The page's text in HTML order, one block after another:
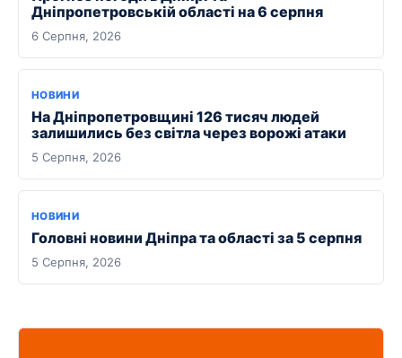
Дніпропетровській області на 6 серпня
6 Серпня, 2026
НОВИНИ
На Дніпропетровщині 126 тисяч людей
залишились без світла через ворожі атаки
5 Серпня, 2026
НОВИНИ
Головні новини Дніпра та області за 5 серпня
5 Серпня, 2026